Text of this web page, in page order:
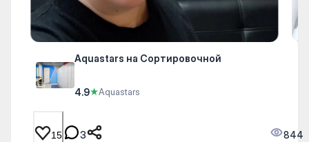
Aquastars на Сортировочной
4.9★Aquastars
15 3 844